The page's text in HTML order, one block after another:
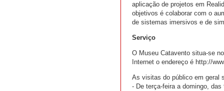
aplicação de projetos em
objetivos é colaborar com o
de sistemas imersivos e de
Serviço
O Museu Catavento situa-se
Internet o endereço é http://
As visitas do público em geral
- De terça-feira a domingo, das